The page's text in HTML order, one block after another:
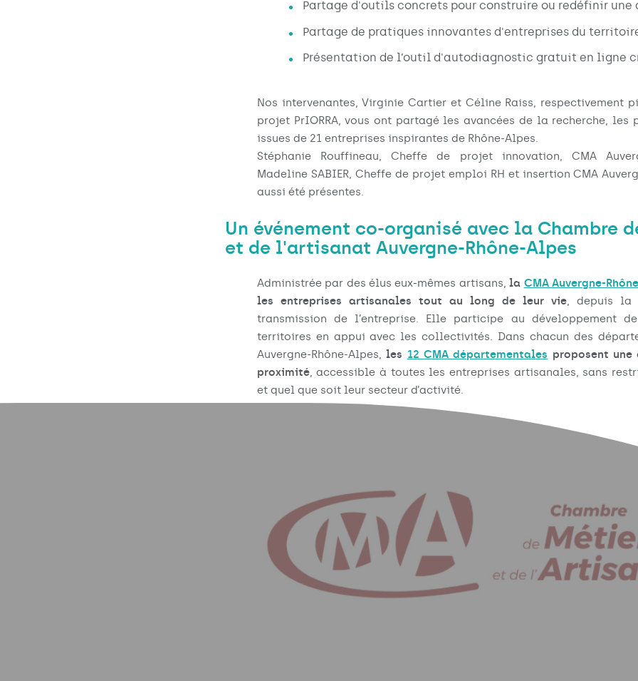
Partage d'outils concrets pour construire ou redéfinir une
Partage de pratiques innovantes d'entreprises du
Présentation de l’outil d'autodiagnostic gratuit en ligne
Nos intervenantes, Virginie Cartier et Céline Raiss, respectivement
projet PrIORRA, vous ont partagé les avancées de la recherche, les
issues de 21 entreprises inspirantes de Rhône-Alpes.
Stéphanie Rouffineau, Cheffe de projet innovation, CMA
Madeline SABIER, Cheffe de projet emploi RH et insertion CMA
aussi été présentes.
Un événement co-organisé avec la Chambre
et de l'artisanat Auvergne-Rhône-Alpes
Administrée par des élus eux-mêmes artisans,la CMA Auvergne-
les entreprises artisanales tout au long de leur vie, depuis la
transmission de l’entreprise. Elle participe au développement
territoires en appui avec les collectivités. Dans chacun des
Auvergne-Rhône-Alpes,les 12 CMA départementales proposent une
proximité, accessible à toutes les entreprises artisanales, sans
et quel que soit leur secteur d’activité.